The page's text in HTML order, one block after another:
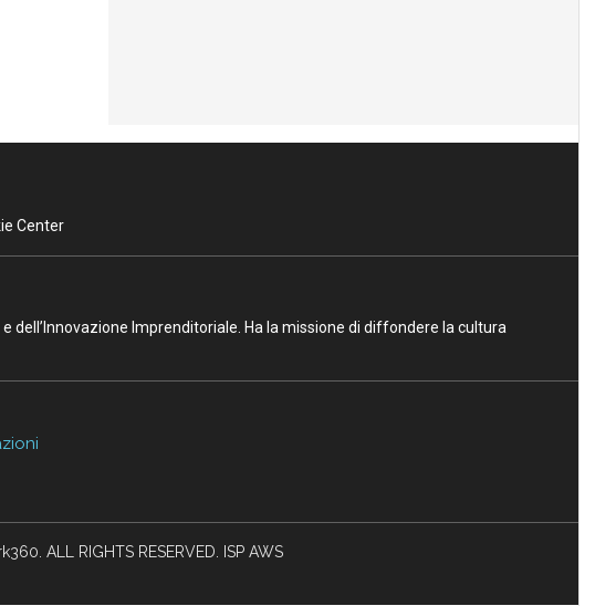
Center
Imprenditoriale. Ha la missione di diffondere la cultura
ALL RIGHTS RESERVED. ISP AWS